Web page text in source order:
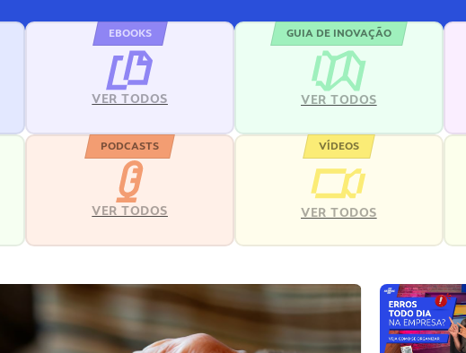
EBOOKS
VER TODOS
GUIA DE INOVAÇÃO
VER TODOS
PODCASTS
VER TODOS
VÍDEOS
VER TODOS